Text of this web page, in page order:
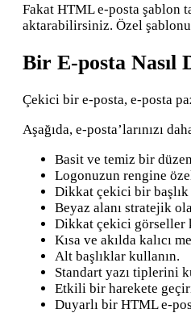
Fakat HTML e-posta şablon
aktarabilirsiniz. Özel
Bir E-posta
Çekici bir e-posta, e-posta
Aşağıda, e-posta’larınızı
Basit ve temiz bir
Logonuzun rengine
Dikkat çekici bir
Beyaz alanı stratejik
Dikkat çekici görseller
Kısa ve akılda kalıcı
Alt başlıklar kullanın.
Standart yazı tiplerini
Etkili bir harekete
Duyarlı bir HTML e-